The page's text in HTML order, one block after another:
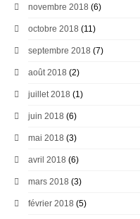
novembre 2018 (6)
octobre 2018 (11)
septembre 2018 (7)
août 2018 (2)
juillet 2018 (1)
juin 2018 (6)
mai 2018 (3)
avril 2018 (6)
mars 2018 (3)
février 2018 (5)